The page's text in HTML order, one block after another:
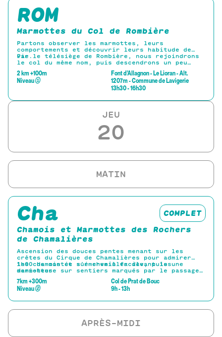
ROM
Marmottes du Col de Rombière
Partons observer les marmottes, leurs
comportements et découvrir leurs habitude de
vie.
Par le télésiège de Rombière, nous rejoindrons
le col du même nom, puis descendrons un peu
pierriers et des combes où les marmottes ont
élues domicile.
2 km +100m
Niveau①
Font d’Allagnon - Le Lioran - Alt.
1207m - Commune de Lavigerie
13h30 - 16h30
JEU
20
Cha
Chamois et Marmottes des Rochers
de Chamalières
Ascension des douces pentes menant sur les
crêtes du Cirque de Chamalières pour admirer
les chamois et s’émerveiller devant les
marmottes
1h00 de montée sur chemin facile, puis une
demi-heure sur sentiers marqués par le passage
Jumelles et longue-vue fournies pour observer
les chamois présents dans le cirque.
moment inoubliable.
Descente discrète par le cirque pour admirer
7km +300m
Niveau②
Col de Prat de Bouc
9h - 13h